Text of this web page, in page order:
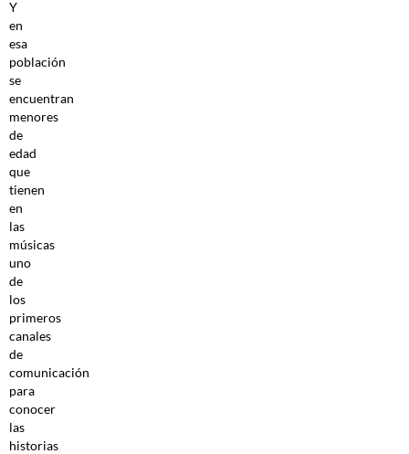
Y
en
esa
población
se
encuentran
menores
de
edad
que
tienen
en
las
músicas
uno
de
los
primeros
canales
de
comunicación
para
conocer
las
historias